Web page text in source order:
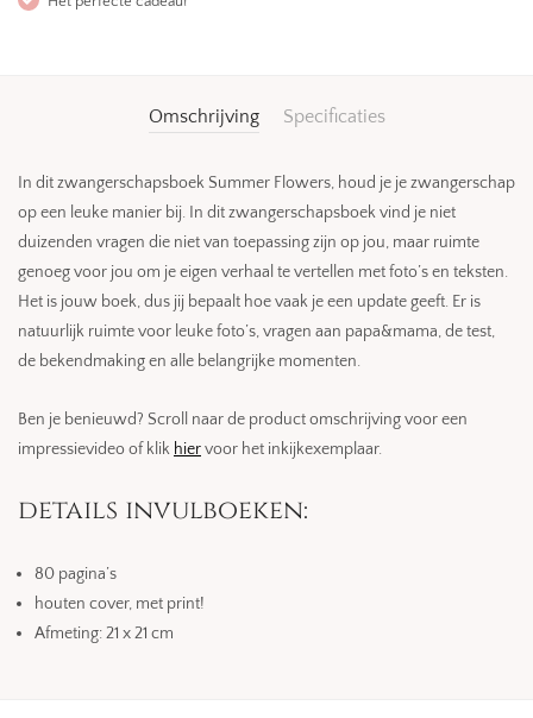
Omschrijving Specificaties
In dit zwangerschapsboek Summer Flowers, houd je je zwangerschap
op een leuke manier bij. In dit zwangerschapsboek vind je niet
duizenden vragen die niet van toepassing zijn op jou, maar ruimte
genoeg voor jou om je eigen verhaal te vertellen met foto’s en teksten.
Het is jouw boek, dus jij bepaalt hoe vaak je een update geeft. Er is
natuurlijk ruimte voor leuke foto’s, vragen aan papa&mama, de test,
de bekendmaking en alle belangrijke momenten.
Ben je benieuwd? Scroll naar de product omschrijving voor een
impressievideo of klik hiervoor het inkijkexemplaar.
details invulboeken:
80 pagina’s
houten cover, met print!
Afmeting: 21 x 21 cm